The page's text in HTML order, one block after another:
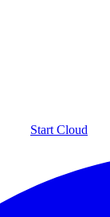
Start Cloud